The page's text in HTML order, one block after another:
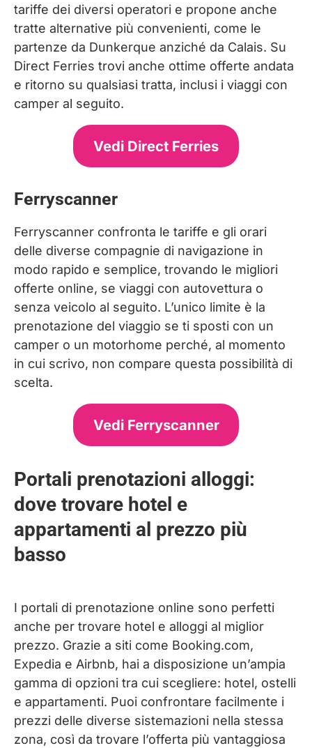
tariffe dei diversi operatori e propone anche
tratte alternative più convenienti, come le
partenze da Dunkerque anziché da Calais. Su
Direct Ferries trovi anche ottime offerte andata
e ritorno su qualsiasi tratta, inclusi i viaggi con
camper al seguito.
Vedi Direct Ferries
Ferryscanner
Ferryscanner confronta le tariffe e gli orari
delle diverse compagnie di navigazione in
modo rapido e semplice, trovando le migliori
offerte online, se viaggi con autovettura o
senza veicolo al seguito. L’unico limite è la
prenotazione del viaggio se ti sposti con un
camper o un motorhome perché, al momento
in cui scrivo, non compare questa possibilità di
scelta.
Vedi Ferryscanner
Portali prenotazioni alloggi:
dove trovare hotel e
appartamenti al prezzo più
basso
I portali di prenotazione online sono perfetti
anche per trovare hotel e alloggi al miglior
prezzo. Grazie a siti come Booking.com,
Expedia e Airbnb, hai a disposizione un’ampia
gamma di opzioni tra cui scegliere: hotel, ostelli
e appartamenti. Puoi confrontare facilmente i
prezzi delle diverse sistemazioni nella stessa
zona, così da trovare l’offerta più vantaggiosa